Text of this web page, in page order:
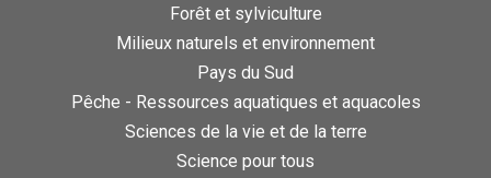
Forêt et sylviculture
Milieux naturels et environnement
Pays du Sud
Pêche - Ressources aquatiques et aquacoles
Sciences de la vie et de la terre
Science pour tous